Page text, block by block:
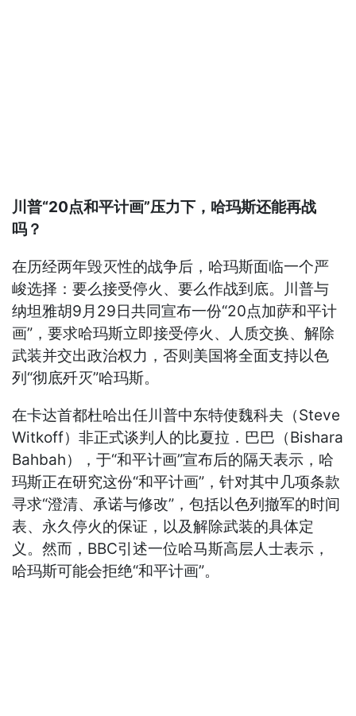
川普“20点和平计画”压力下，哈玛斯还能再战
吗？
在历经两年毁灭性的战争后，哈玛斯面临一个严
峻选择：要么接受停火、要么作战到底。川普与
纳坦雅胡9月29日共同宣布一份“20点加萨和平计
画”，要求哈玛斯立即接受停火、人质交换、解除
武装并交出政治权力，否则美国将全面支持以色
列“彻底歼灭”哈玛斯。
在卡达首都杜哈出任川普中东特使魏科夫（Steve
Witkoff）非正式谈判人的比夏拉．巴巴（Bishara
Bahbah），于“和平计画”宣布后的隔天表示，哈
玛斯正在研究这份“和平计画”，针对其中几项条款
寻求“澄清、承诺与修改”，包括以色列撤军的时间
表、永久停火的保证，以及解除武装的具体定
义。然而，BBC引述一位哈马斯高层人士表示，
哈玛斯可能会拒绝“和平计画”。